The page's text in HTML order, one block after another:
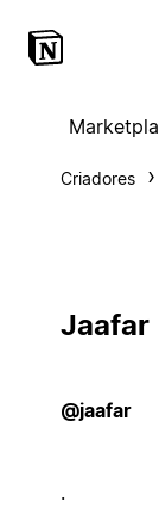
Criadores
Jaafar
@jaafar
.